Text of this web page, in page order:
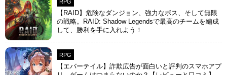
RPG
【RAID】危険なダンジョン、強力なボス、そして無限
の戦略。RAID: Shadow Legendsで最高のチームを編成
して、勝利を手に入れよう！
RPG
【エバーテイル】詐欺広告が面白いと評判のスマホアプ